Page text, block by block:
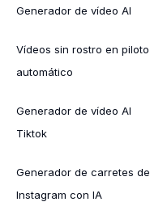
Generador de vídeo AI
Vídeos sin rostro en piloto
automático
Generador de vídeo AI
Tiktok
Generador de carretes de
Instagram con IA